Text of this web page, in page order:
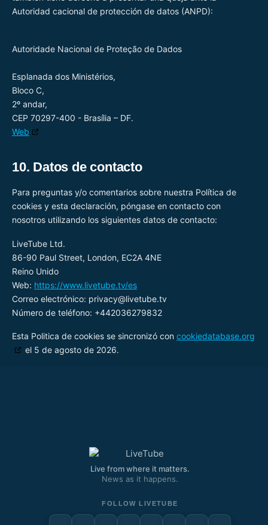
Autoridad cacional de protección de datos (ANPD):
Autoridade Nacional de Proteção de Dados
Esplanada dos Ministérios,
Bloco C,
2º andar,
CEP 70297-400 - Brasília – DF.
Web
10. Datos de contacto
Para preguntas y/o comentarios sobre nuestra Política de
cookies y esta declaración, póngase en contacto con
nosotros utilizando los siguientes datos de contacto:
LiveTube Ltd.
86-90 Paul Street, London, EC2A 4NE
Reino Unido
Web: https://www.livetube.tv/es
Correo electrónico: privacy@livetube.tv
Número de teléfono: +442036279832
Esta Politica de cookies se sincronizó con cookiedatabase.org
el 5 de agosto de 2026.
Live from where it matters.
News as it happens.
FOLLOW LIVETUBE